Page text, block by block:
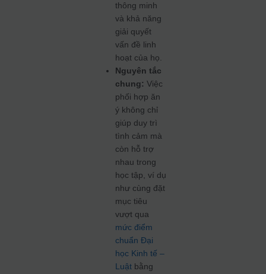
thông minh
và khả năng
giải quyết
vấn đề linh
hoạt của họ.
Nguyên tắc
chung: Việc
phối hợp ăn
ý không chỉ
giúp duy trì
tình cảm mà
còn hỗ trợ
nhau trong
học tập, ví dụ
như cùng đặt
mục tiêu
vượt qua
mức điểm
chuẩn Đại
học Kinh tế –
Luật bằng